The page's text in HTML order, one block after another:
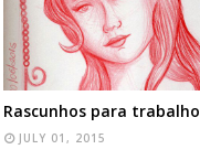
Rascunhos para trabalho
JULY 01, 2015